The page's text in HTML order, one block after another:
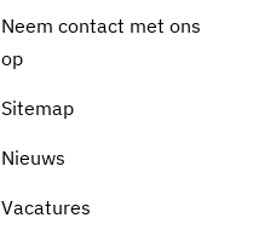
Neem contact met ons
op
Sitemap
Nieuws
Vacatures